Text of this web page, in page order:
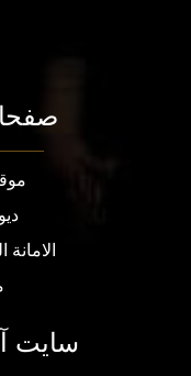
سایت